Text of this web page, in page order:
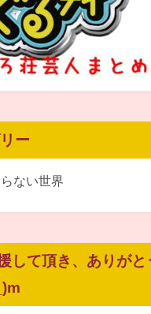
ー
して頂き、ありがと